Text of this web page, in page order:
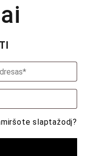
slaptažodį?